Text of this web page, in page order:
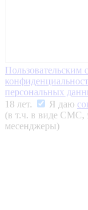
Пользовательским
персональных
18 лет.
Я даю
(в т.ч. в виде СМС,
месенджеры)